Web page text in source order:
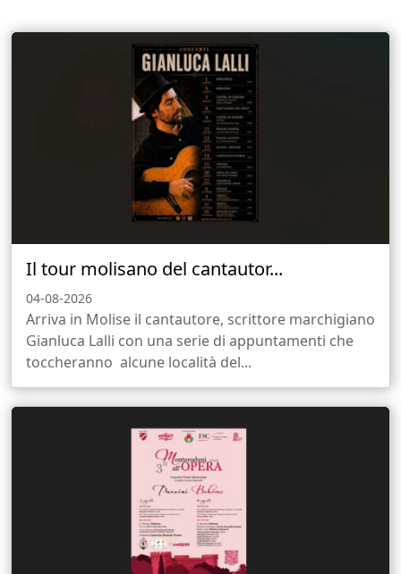
Il tour molisano del cantautor...
04-08-2026
Arriva in Molise il cantautore, scrittore marchigiano
Gianluca Lalli con una serie di appuntamenti che
toccheranno alcune località del...